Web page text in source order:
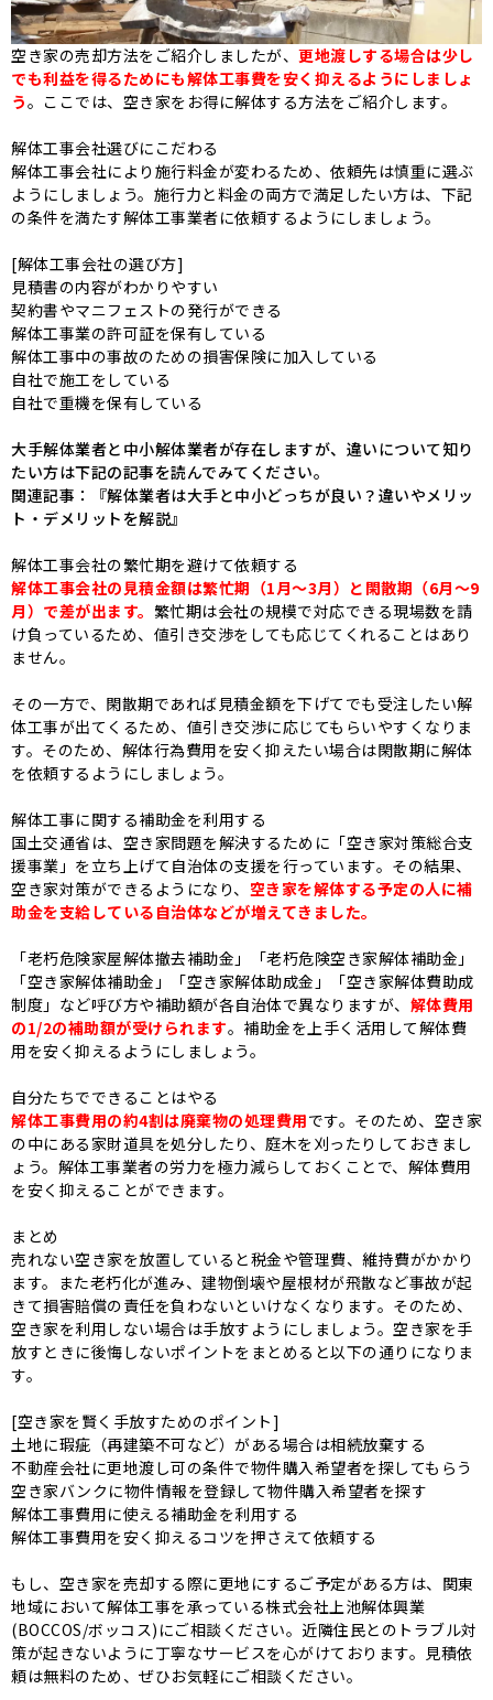
空き家の売却方法をご紹介しましたが、 更地渡しする場合は少し
でも利益を得るためにも解体工事費を安く抑えるようにしましょ
う。ここでは、空き家をお得に解体する方法をご紹介します。
解体工事会社選びにこだわる
解体工事会社により施行料金が変わるため、依頼先は慎重に選ぶ
ようにしましょう。施行力と料金の両方で満足したい方は、下記
の条件を満たす解体工事業者に依頼するようにしましょう。
[解体工事会社の選び方]
見積書の内容がわかりやすい
契約書やマニフェストの発行ができる
解体工事業の許可証を保有している
解体工事中の事故のための損害保険に加入している
自社で施工をしている
自社で重機を保有している
大手解体業者と中小解体業者が存在しますが、違いについて知り
たい方は下記の記事を読んでみてください。
関連記事：『解体業者は大手と中小どっちが良い？違いやメリッ
ト・デメリットを解説』
解体工事会社の繁忙期を避けて依頼する
解体工事会社の見積金額は繁忙期（1月～3月）と閑散期（6月～9
月）で差が出ます。 繁忙期は会社の規模で対応できる現場数を請
け負っているため、値引き交渉をしても応じてくれることはあり
ません。
その一方で、閑散期であれば見積金額を下げてでも受注したい解
体工事が出てくるため、値引き交渉に応じてもらいやすくなりま
す。そのため、解体行為費用を安く抑えたい場合は閑散期に解体
を依頼するようにしましょう。
解体工事に関する補助金を利用する
国土交通省は、空き家問題を解決するために「空き家対策総合支
援事業」を立ち上げて自治体の支援を行っています。その結果、
空き家対策ができるようになり、 空き家を解体する予定の人に補
助金を支給している自治体などが増えてきました。
「老朽危険家屋解体撤去補助金」「老朽危険空き家解体補助金」
「空き家解体補助金」「空き家解体助成金」「空き家解体費助成
制度」など呼び方や補助額が各自治体で異なりますが、 解体費用
の1/2の補助額が受けられます。補助金を上手く活用して解体費
用を安く抑えるようにしましょう。
自分たちでできることはやる
解体工事費用の約4割は廃棄物の処理費用です。そのため、空き家
の中にある家財道具を処分したり、庭木を刈ったりしておきまし
ょう。 解体工事業者の労力を極力減らしておくことで、解体費用
を安く抑えることができます。
まとめ
売れない空き家を放置していると税金や管理費、維持費がかかり
ます。また老朽化が進み、建物倒壊や屋根材が飛散など事故が起
きて損害賠償の責任を負わないといけなくなります。そのため、
空き家を利用しない場合は手放すようにしましょう。空き家を手
放すときに後悔しないポイントをまとめると以下の通りになりま
す。
[空き家を賢く手放すためのポイント]
土地に瑕疵（再建築不可など）がある場合は相続放棄する
不動産会社に更地渡し可の条件で物件購入希望者を探してもらう
空き家バンクに物件情報を登録して物件購入希望者を探す
解体工事費用に使える補助金を利用する
解体工事費用を安く抑えるコツを押さえて依頼する
もし、空き家を売却する際に更地にするご予定がある方は、関東
地域において解体工事を承っている株式会社上池解体興業
(BOCCOS/ボッコス)にご相談ください。近隣住民とのトラブル対
策が起きないように丁寧なサービスを心がけております。見積依
頼は無料のため、ぜひお気軽にご相談ください。